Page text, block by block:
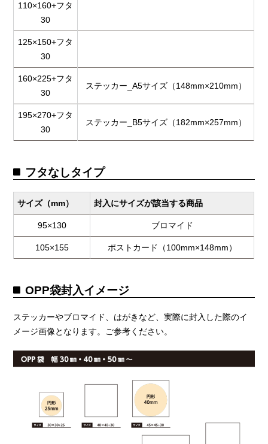
110×160+フタ
30
125×150+フタ
30
160×225+フタ
30
ステッカー_A5サイズ（148mm×210mm）
195×270+フタ
30
ステッカー_B5サイズ（182mm×257mm）
フタなしタイプ
サイズ（mm） 封入にサイズが該当する商品
95×130 ブロマイド
105×155 ポストカード（100mm×148mm）
OPP袋封入イメージ
ステッカーやブロマイド、はがきなど、実際に封入した際のイ
メージ画像となります。ご参考ください。